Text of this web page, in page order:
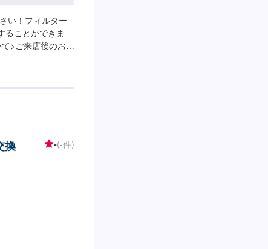
い！フィルター
ることができま
>ご来店後のお見
換 -(-件)